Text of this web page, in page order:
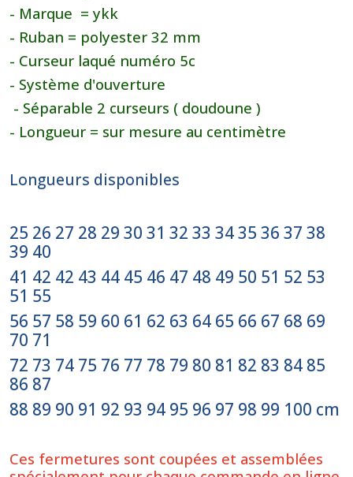
- Marque = ykk
- Ruban = polyester 32 mm
- Curseur laqué numéro 5c
- Système d'ouverture
- Séparable 2 curseurs ( doudoune )
- Longueur = sur mesure au centimètre
Longueurs disponibles
25 26 27 28 29 30 31 32 33 34 35 36 37 38
39 40
41 42 42 43 44 45 46 47 48 49 50 51 52 53
51 55
56 57 58 59 60 61 62 63 64 65 66 67 68 69
70 71
72 73 74 75 76 77 78 79 80 81 82 83 84 85
86 87
88 89 90 91 92 93 94 95 96 97 98 99 100 cm
Ces fermetures sont coupées et assemblées